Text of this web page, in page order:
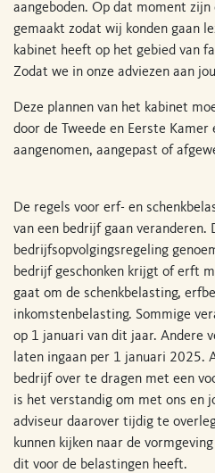
aangeboden. Op dat moment
gemaakt zodat wij konden gaan
kabinet heeft op het gebied van
Zodat we in onze adviezen aan
Deze plannen van het kabinet
door de Tweede en Eerste Kamer
aangenomen, aangepast of
De regels voor erf- en
van een bedrijf gaan veranderen.
bedrijfsopvolgingsregeling
bedrijf geschonken krijgt of erft
gaat om de schenkbelasting,
inkomstenbelasting. Sommige
op 1 januari van dit jaar. Andere
laten ingaan per 1 januari 2025.
bedrijf over te dragen met een
is het verstandig om met ons en
adviseur daarover tijdig te
kunnen kijken naar de
dit voor de belastingen heeft.